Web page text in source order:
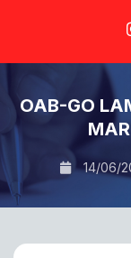
OAB-GO
14/06/